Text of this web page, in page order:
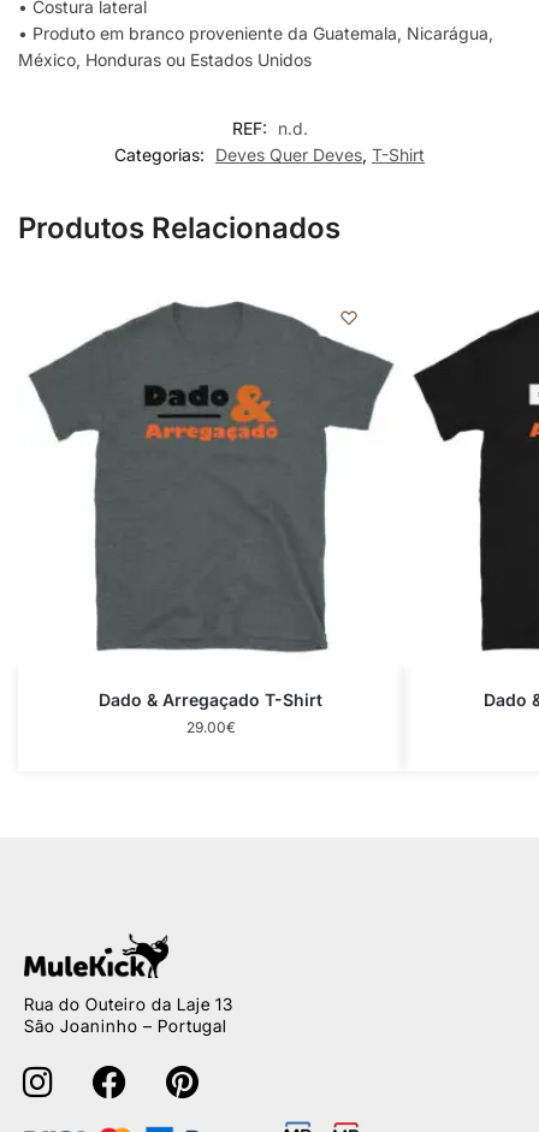
• Costura lateral
• Produto em branco proveniente da Guatemala, Nicarágua,
México, Honduras ou Estados Unidos
REF:
n.d.
Categorias:
Deves Quer Deves, T-Shirt
Produtos Relacionados
Dado & Arregaçado T-Shirt
29.00€
Dado
Rua do Outeiro da Laje 13
São Joaninho – Portugal